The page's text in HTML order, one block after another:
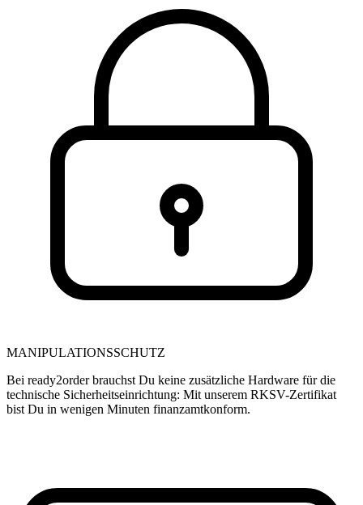
MANIPULATIONSSCHUTZ
Bei ready2order brauchst Du keine zusätzliche Hardware für die
technische Sicherheitseinrichtung: Mit unserem RKSV-Zertifikat
bist Du in wenigen Minuten finanzamtkonform.